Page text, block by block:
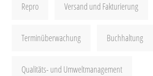
Repro Versand und Fakturierung
Terminüberwachung Buchhaltung
Qualitäts- und Umweltmanagement